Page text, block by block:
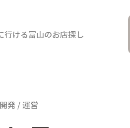
行ける富山のお店探し
開発 / 運営